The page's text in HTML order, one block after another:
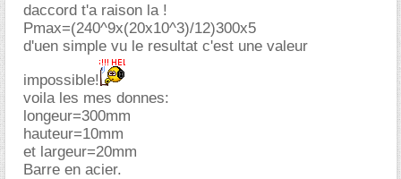
daccord t'a raison la !
Pmax=(240^9x(20x10^3)/12)300x5
d'uen simple vu le resultat c'est une valeur
impossible!
voila les mes donnes:
longeur=300mm
hauteur=10mm
et largeur=20mm
Barre en acier.